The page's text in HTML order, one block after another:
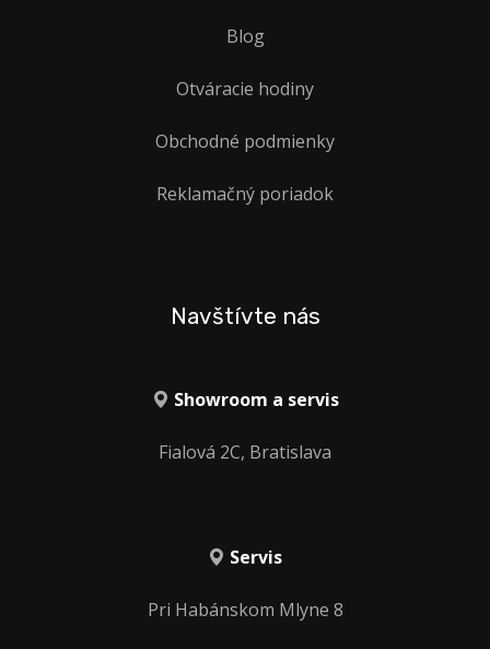
Blog
Otváracie hodiny
Obchodné podmienky
Reklamačný poriadok
Navštívte nás
Showroom a servis
Fialová 2C, Bratislava
Servis
Pri Habánskom Mlyne 8